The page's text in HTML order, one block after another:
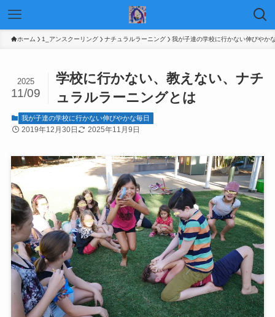
ホーム 1_アンスクーリング ナチュラルラーニング 我が子達の学校に行かない伸びやか
学校に行かない、教えない、ナチ
ュラルラーニングとは
2025
11/09
我が子達の学校に行かない伸びやかな毎日
2019年12月30日 2025年11月9日